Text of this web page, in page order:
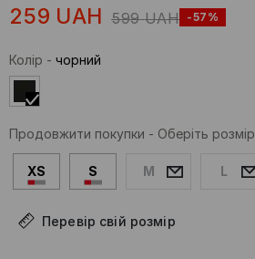
259 UAH 599 UAH -57%
Колір - чорний
Продовжити покупки - Оберіть розмір
XS S M L
Перевір свій розмір